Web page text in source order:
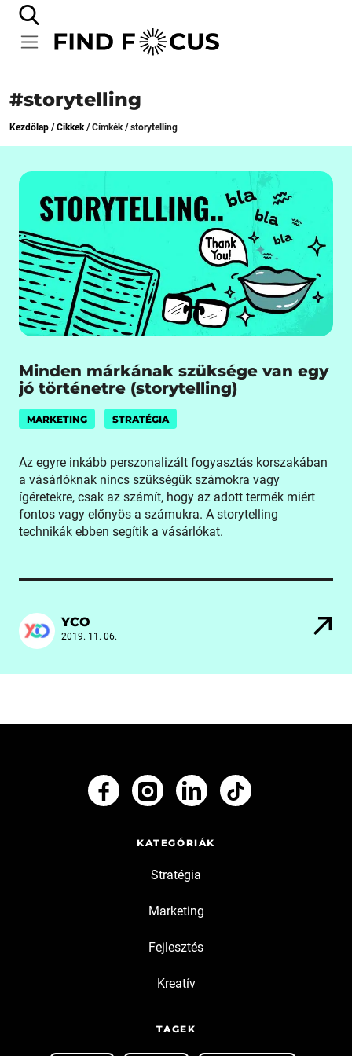
#storytelling
Kezdőlap /Cikkek/Címkék/storytelling
Minden márkának szüksége van egy
jó történetre (storytelling)
MARKETING STRATÉGIA
Az egyre inkább perszonalizált fogyasztás korszakában
a vásárlóknak nincs szükségük számokra vagy
ígéretekre, csak az számít, hogy az adott termék miért
fontos vagy előnyös a számukra. A storytelling
technikák ebben segítik a vásárlókat.
YCO
2019. 11. 06.
KATEGÓRIÁK
Stratégia
Marketing
Fejlesztés
Kreatív
TAGEK